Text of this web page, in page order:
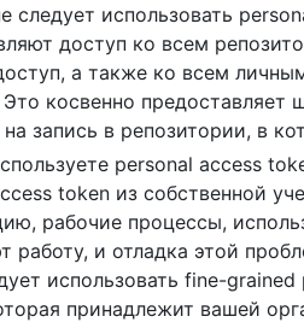
следует использовать
доступ ко всем
а также ко всем
Это косвенно
запись в репозитории, в
personal access
token из собственной
рабочие процессы,
работу, и отладка этой
использовать fine-
принадлежит вашей